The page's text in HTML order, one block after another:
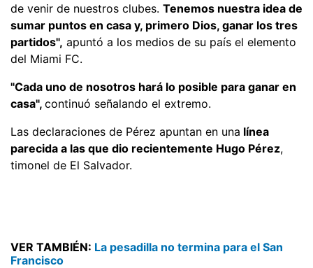
de venir de nuestros clubes. Tenemos nuestra idea de
sumar puntos en casa y, primero Dios, ganar los tres
partidos", apuntó a los medios de su país el elemento
del Miami FC.
"Cada uno de nosotros hará lo posible para ganar en
casa", continuó señalando el extremo.
Las declaraciones de Pérez apuntan en una línea
parecida a las que dio recientemente Hugo Pérez,
timonel de El Salvador.
VER TAMBIÉN: La pesadilla no termina para el San
Francisco